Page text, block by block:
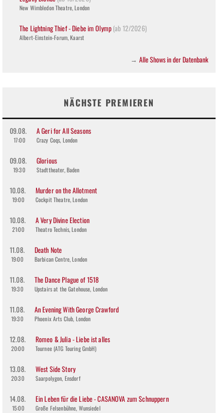
New Wimbledon Theatre, London
The Lightning Thief - Diebe im Olymp(ab 12/2026)
Albert-Einstein-Forum, Kaarst
→ Alle Shows in der Datenbank
NÄCHSTE PREMIEREN
09.08.
17:00
A Geri for All Seasons
Crazy Coqs, London
09.08.
19:30
Glorious
Stadttheater, Baden
10.08.
19:00
Murder on the Allotment
Cockpit Theatre, London
10.08.
21:00
A Very Divine Election
Theatro Technis, London
11.08.
19:00
Death Note
Barbican Centre, London
11.08.
19:30
The Dance Plague of 1518
Upstairs at the Gatehouse, London
11.08.
19:30
An Evening With George Crawford
Phoenix Arts Club, London
12.08.
20:00
Romeo & Julia - Liebe ist alles
Tournee (ATG Touring GmbH)
13.08.
20:30
West Side Story
Saarpolygon, Ensdorf
14.08.
15:00
Ein Leben für die Liebe - CASANOVA zum Schnuppern
Große Felsenbühne, Wunsiedel